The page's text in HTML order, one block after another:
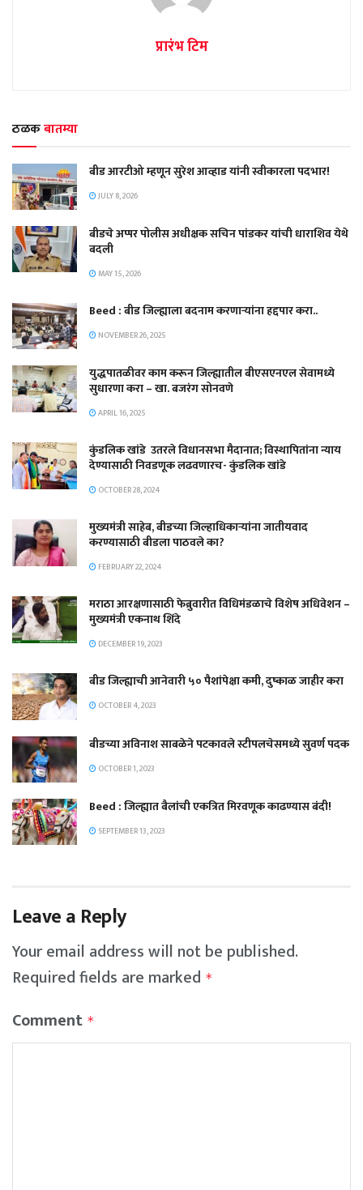
प्रारंभ टिम
ठळकबातम्या
बीड आरटीओ म्हणून सुरेश आव्हाड यांनी स्वीकारला पदभार!
JULY 8, 2026
बीडचे अप्पर पोलीस अधीक्षक सचिन पांडकर यांची धाराशिव येथे
बदली
MAY 15, 2026
Beed : बीड जिल्ह्याला बदनाम करणाऱ्यांना हद्दपार करा..
NOVEMBER 26, 2025
युद्धपातळीवर काम करून जिल्ह्यातील बीएसएनएल सेवामध्ये
सुधारणा करा – खा. बजरंग सोनवणे
APRIL 16, 2025
कुंडलिक खांडे उतरले विधानसभा मैदानात; विस्थापितांना न्याय
देण्यासाठी निवडणूक लढवणारच- कुंडलिक खांडे
OCTOBER 28, 2024
मुख्यमंत्री साहेब, बीडच्या जिल्हाधिकाऱ्यांना जातीयवाद
करण्यासाठी बीडला पाठवले का?
FEBRUARY 22, 2024
मराठा आरक्षणासाठी फेब्रुवारीत विधिमंडळाचे विशेष अधिवेशन –
मुख्यमंत्री एकनाथ शिंदे
DECEMBER 19, 2023
बीड जिल्ह्याची आनेवारी ५० पैशांपेक्षा कमी, दुष्काळ जाहीर करा
OCTOBER 4, 2023
बीडच्या अविनाश साबळेने पटकावले स्टीपलचेसमध्ये सुवर्ण पदक
OCTOBER 1, 2023
Beed : जिल्ह्यात बैलांची एकत्रित मिरवणूक काढण्यास बंदी!
SEPTEMBER 13, 2023
Leave a Reply
Your email address will not be published.
Required fields are marked *
Comment *